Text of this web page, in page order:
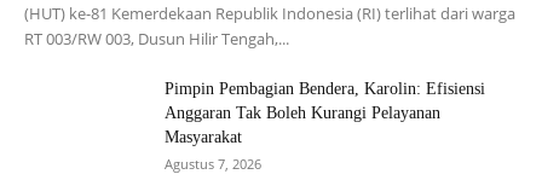
(HUT) ke-81 Kemerdekaan Republik Indonesia (RI) terlihat dari warga
RT 003/RW 003, Dusun Hilir Tengah,...
Pimpin Pembagian Bendera, Karolin: Efisiensi
Anggaran Tak Boleh Kurangi Pelayanan
Masyarakat
Agustus 7, 2026